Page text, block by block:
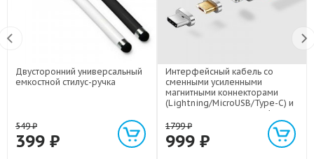
Двусторонний универсальный
емкостной стилус-ручка
549₽
399 ₽
Интерфейсный кабель со
сменными усиленными
магнитными коннекторами
(Lightning/MicroUSB/Type-C) и
световым индикатором 1м
1799₽
999 ₽